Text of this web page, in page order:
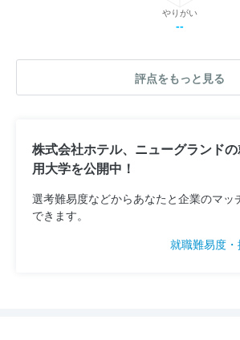
やりがい
--
評点をもっと見る
株式会社ホテル、ニューグランド
用大学を公開中！
選考難易度などからあなたと企業のマッ
できます。
就職難易度